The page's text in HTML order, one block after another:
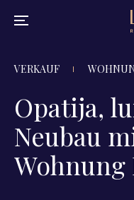
VERKAUF
Opatija,
Neubau
Wohnung